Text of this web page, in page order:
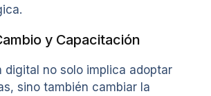
y Capacitación
digital no solo implica adoptar
sino también cambiar la